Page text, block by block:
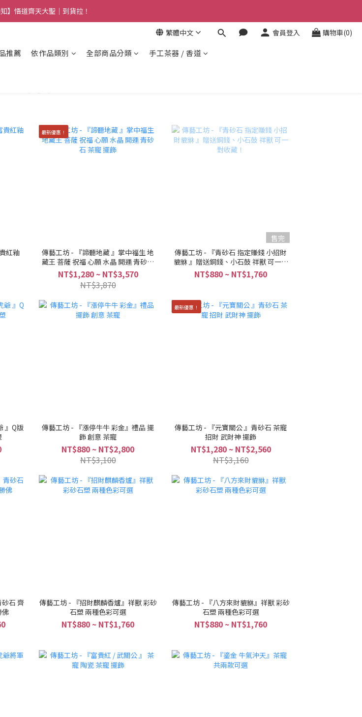
列！四種寶物幫你財運「轉」進來
知】悟道齊天大聖｜到貨拉！
繁體中文 會員登入 購物車(0)
推薦 依作品類別 全部商品分類
手工茶器 / 香道
紅釉
最新優惠！
傳藝工坊 - 『諦聽地藏 』掌中福生 地
藏王 菩薩 祝福 心願 水晶 開運 青砂石
茶寵 擺飾
NT$1,280 ~ NT$3,570
NT$3,870
售完
傳藝工坊 - 『青砂石 指定賺錢 小招財
貔貅 』贈送銅錢、小石鼓 祥獸 可一對
收藏！
NT$880 ~ NT$1,760
』Q版
傳藝工坊 - 『漲停牛牛 彩金』禮品 擺
飾 創意 茶寵
NT$880 ~ NT$2,800
NT$3,100
最新優惠！
傳藝工坊 - 『元寶關公 』青砂石 茶寵
招財 武財神 擺飾
NT$1,280 ~ NT$2,560
NT$3,160
石 齊
佛
傳藝工坊 - 『招財麒麟香爐』祥獸 彩砂
石塑 兩種色彩可選
NT$880 ~ NT$1,760
傳藝工坊 - 『八方來財貔貅』祥獸 彩砂
石塑 兩種色彩可選
NT$880 ~ NT$1,760